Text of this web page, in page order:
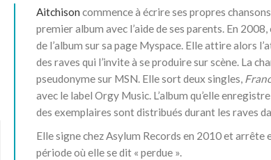
Aitchison commence à écrire ses propres
premier album avec l’aide de ses parents. En
de l’album sur sa page Myspace. Elle attire alors
des raves qui l’invite à se produire sur scène. La
pseudonyme sur MSN. Elle sort deux singles,
avec le label Orgy Music. L’album qu’elle
des exemplaires sont distribués durant les raves
Elle signe chez Asylum Records en 2010 et
période où elle se dit « perdue ».